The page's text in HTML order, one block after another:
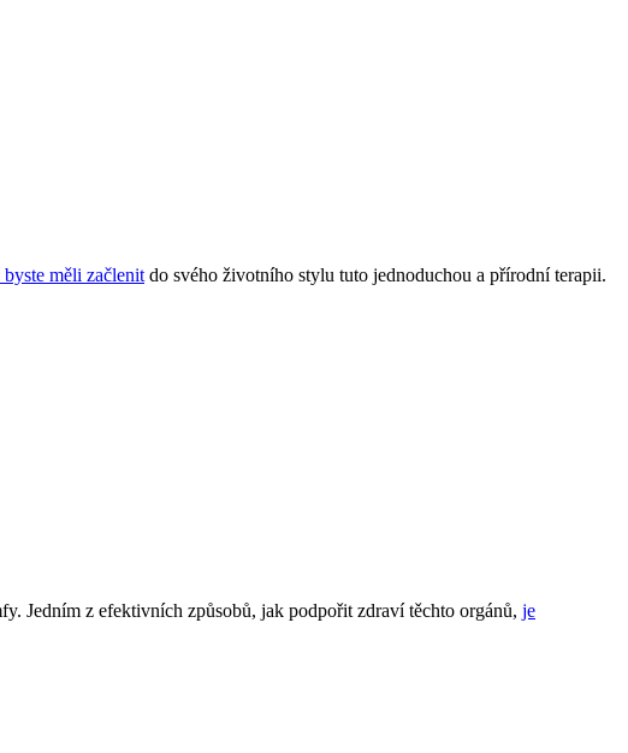
byste měli začlenit do svého životního stylu tuto jednoduchou a přírodní terapii.
Jedním z efektivních způsobů, jak podpořit zdraví těchto orgánů, je